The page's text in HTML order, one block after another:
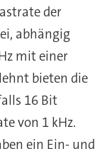
der
abhängig
mit einer
bieten die
16 Bit
von 1 kHz.
ein Ein- und